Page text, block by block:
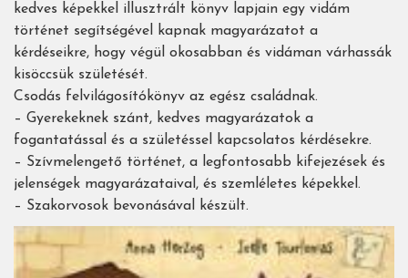
kedves képekkel illusztrált könyv lapjain egy vidám
történet segítségével kapnak magyarázatot a
kérdéseikre, hogy végül okosabban és vidáman várhassák
kisöccsük születését.
Csodás felvilágosítókönyv az egész családnak.
– Gyerekeknek szánt, kedves magyarázatok a
fogantatással és a születéssel kapcsolatos kérdésekre.
– Szívmelengető történet, a legfontosabb kifejezések és
jelenségek magyarázataival, és szemléletes képekkel.
– Szakorvosok bevonásával készült.